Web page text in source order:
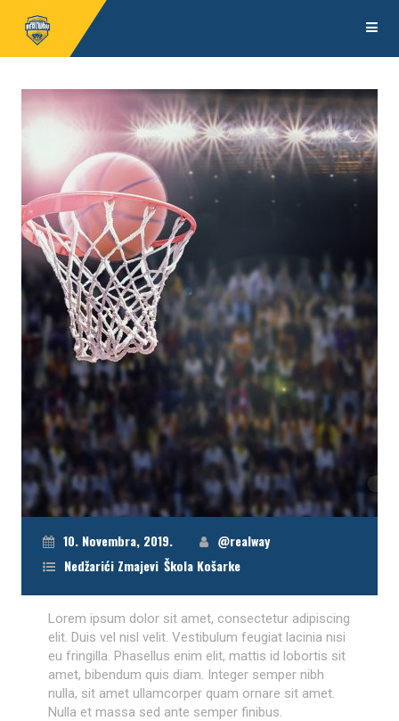
10. Novembra, 2019.
@realway
Nedžarići Zmajevi Škola Košarke
Lorem ipsum dolor sit amet, consectetur adipiscing
elit. Duis vel nisl velit. Vestibulum feugiat lacinia nisi
eu fringilla. Phasellus enim elit, mattis id lobortis sit
amet, bibendum quis diam. Integer semper nibh
nulla, sit amet ullamcorper quam ornare sit amet.
Nulla et massa sed ante semper finibus.